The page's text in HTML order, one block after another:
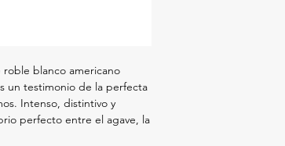
blanco americano
un testimonio de la perfecta
Intenso, distintivo y
perfecto entre el agave, la